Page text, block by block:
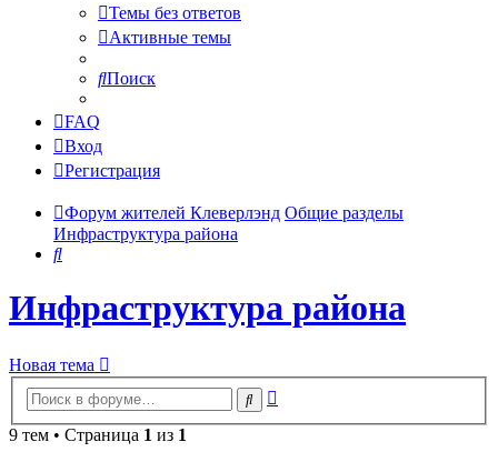
Темы без ответов
Активные темы
Поиск
FAQ
Вход
Регистрация
Форум жителей Клеверлэнд Общие разделы
Инфраструктура района
Поиск
Инфраструктура района
Новая тема
Поиск
9 тем • Страница 1 из 1